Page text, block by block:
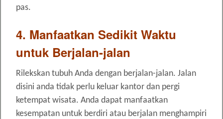
pas.
4. Manfaatkan Sedikit Waktu
untuk Berjalan-jalan
Rilekskan tubuh Anda dengan berjalan-jalan. Jalan
disini anda tidak perlu keluar kantor dan pergi
ketempat wisata. Anda dapat manfaatkan
kesempatan untuk berdiri atau berjalan menghampiri